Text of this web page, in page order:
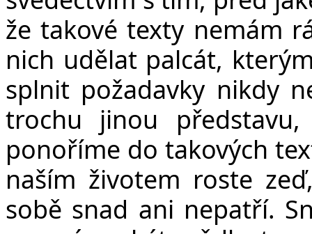
že takové texty nemám
nich udělat palcát,
splnit požadavky nikdy
trochu jinou
ponoříme do takových
naším životem roste
sobě snad ani nepatří.